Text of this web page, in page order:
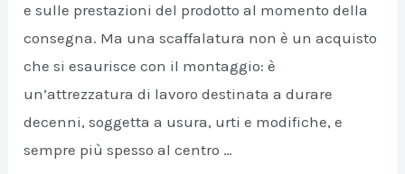
e sulle prestazioni del prodotto al momento della
consegna. Ma una scaffalatura non è un acquisto
che si esaurisce con il montaggio: è
un’attrezzatura di lavoro destinata a durare
decenni, soggetta a usura, urti e modifiche, e
sempre più spesso al centro …